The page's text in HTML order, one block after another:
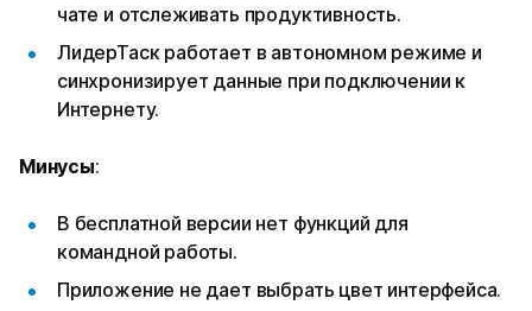
чате и отслеживать продуктивность.
ЛидерТаск работает в автономном режиме и
синхронизирует данные при подключении к
Интернету.
Минусы:
В бесплатной версии нет функций для
командной работы.
Приложение не дает выбрать цвет интерфейса.